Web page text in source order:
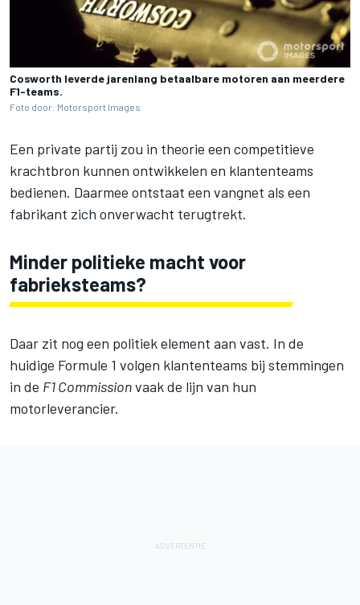
Cosworth leverde jarenlang betaalbare motoren aan meerdere
F1-teams.
Foto door: Motorsport Images
Een private partij zou in theorie een competitieve
krachtbron kunnen ontwikkelen en klantenteams
bedienen. Daarmee ontstaat een vangnet als een
fabrikant zich onverwacht terugtrekt.
Minder politieke macht voor
fabrieksteams?
Daar zit nog een politiek element aan vast. In de
huidige Formule 1 volgen klantenteams bij stemmingen
in de F1 Commissionvaak de lijn van hun
motorleverancier.